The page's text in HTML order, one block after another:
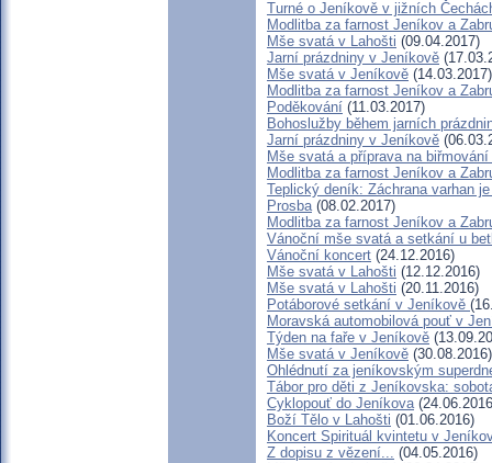
Turné o Jeníkově v jižních
Modlitba za farnost Jeníkov a
Mše svatá v Lahošti (09.04.2017)
Jarní prázdniny v Jeníkově
Mše svatá v Jeníkově (14.03.2017)
Modlitba za farnost Jeníkov a
Poděkování (11.03.2017)
Bohoslužby během jarních
Jarní prázdniny v Jeníkově
Mše svatá a příprava na
Modlitba za farnost Jeníkov a
Teplický deník: Záchrana varhan
Prosba(08.02.2017)
Modlitba za farnost Jeníkov a
Vánoční mše svatá a setkání u
Vánoční koncert (24.12.2016)
Mše svatá v Lahošti (12.12.2016)
Mše svatá v Lahošti (20.11.2016)
Potáborové setkání v Jeníkově
Moravská automobilová pouť v
Týden na faře v Jeníkově
Mše svatá v Jeníkově (30.08.2016)
Ohlédnutí za jeníkovským
Tábor pro děti z Jeníkovska:
Cyklopouť do Jeníkova
Boží Tělo v Lahošti (01.06.2016)
Koncert Spirituál kvintetu v
Z dopisu z vězení... (04.05.2016)